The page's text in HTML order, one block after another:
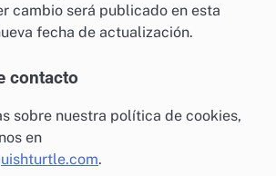
cambio será publicado en esta
fecha de actualización.
contacto
sobre nuestra política de cookies,
en
.